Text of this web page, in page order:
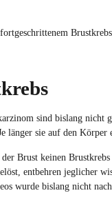
sind bislang nicht
länger sie auf den
Brust keinen
entbehren jeglicher
wurde bislang nicht